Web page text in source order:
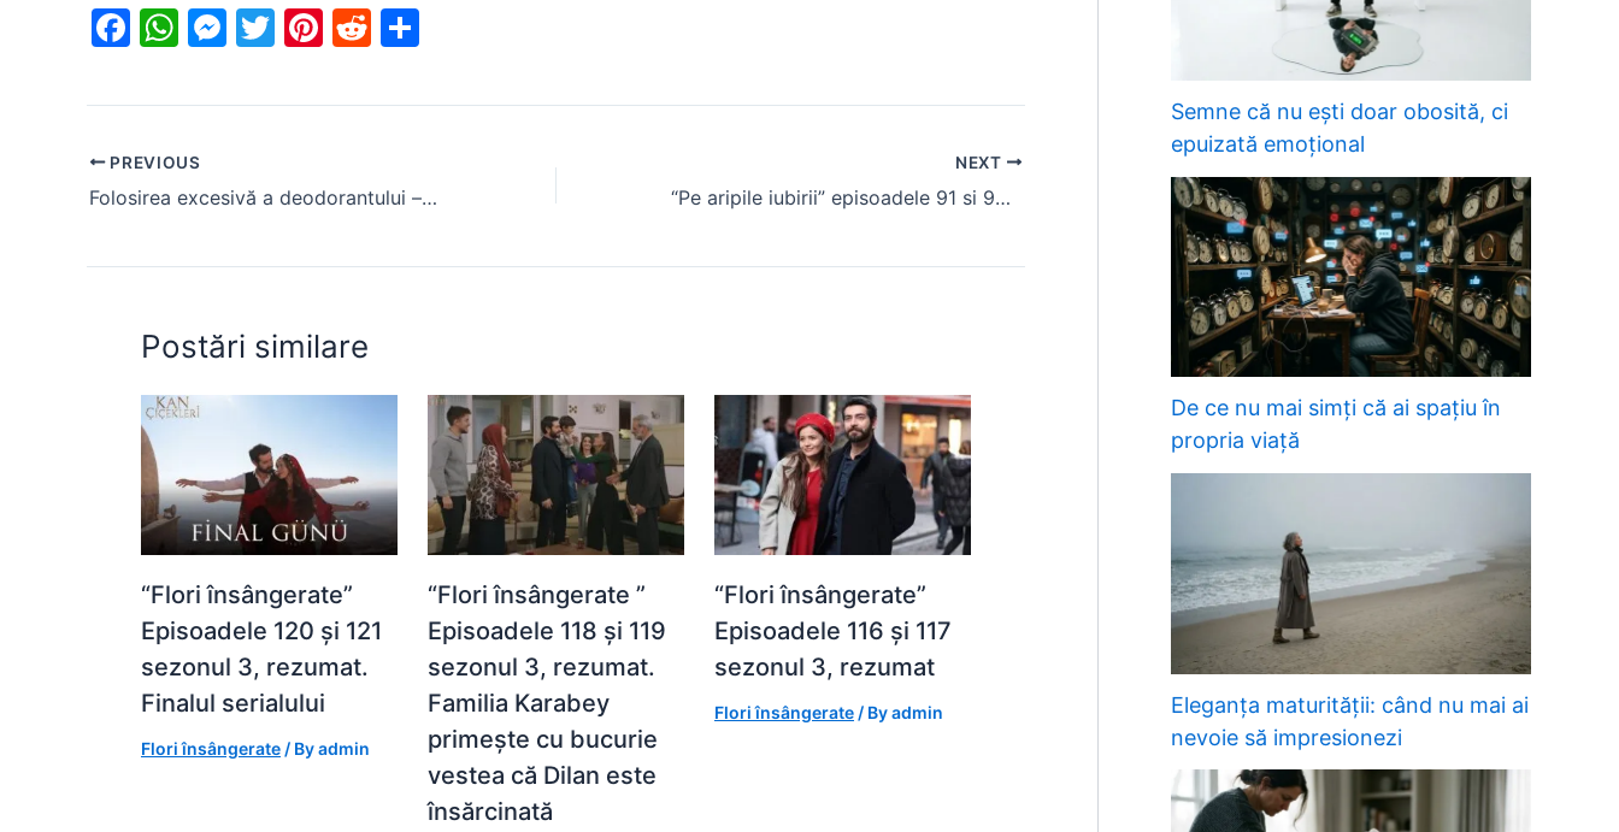
F
c
b
o
o
W
at
A
p
p
M
s
e
n
g
T
itt
Pi
er
st
R
d
t
ar
PREVIOUS
Folosirea excesivă a deodorantului – are efecte asupra hormonilor?
NEXT
“Pe aripile iubirii” episoadele 91 si 92, rezumat
Postări similare
“Flori însângerate”
Episoadele 120 și 121
sezonul 3, rezumat.
Finalul serialului
Flori însângerate / Byadmin
“Flori însângerate ”
Episoadele 118 și 119
sezonul 3, rezumat.
Familia Karabey
primește cu bucurie
vestea că Dilan este
însărcinată
“Flori însângerate”
Episoadele 116 și 117
sezonul 3, rezumat
Flori însângerate / Byadmin
Semne că nu ești doar obosită, ci
epuizată emoțional
De ce nu mai simți că ai spațiu în
propria viață
Eleganța maturității: când nu mai ai
nevoie să impresionezi